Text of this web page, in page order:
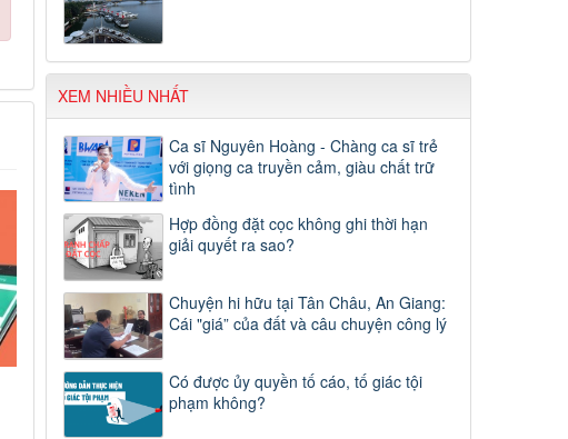
XEM NHIỀU NHẤT
Ca sĩ Nguyên Hoàng - Chàng ca sĩ trẻ
với giọng ca truyền cảm, giàu chất trữ
tình
Hợp đồng đặt cọc không ghi thời hạn
giải quyết ra sao?
Chuyện hi hữu tại Tân Châu, An Giang:
Cái "giá” của đất và câu chuyện công lý
Có được ủy quyền tố cáo, tố giác tội
phạm không?